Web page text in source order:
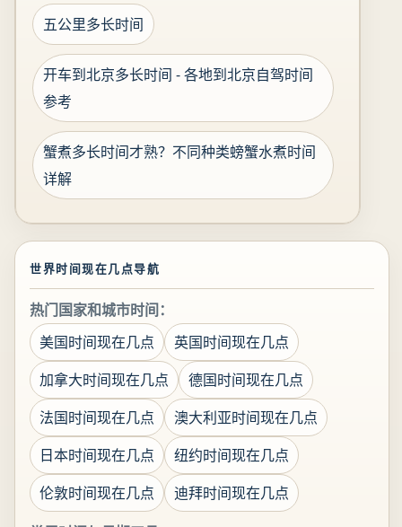
五公里多长时间
开车到北京多长时间 - 各地到北京自驾时间
参考
蟹煮多长时间才熟？不同种类螃蟹水煮时间
详解
世界时间现在几点导航
热门国家和城市时间：
美国时间现在几点
英国时间现在几点
加拿大时间现在几点
德国时间现在几点
法国时间现在几点
澳大利亚时间现在几点
日本时间现在几点
纽约时间现在几点
伦敦时间现在几点
迪拜时间现在几点